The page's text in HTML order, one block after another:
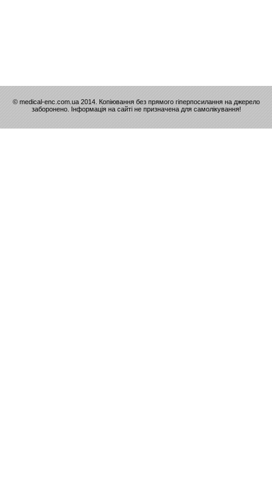
© medical-enc.com.ua 2014. Копіювання без прямого гіперпосилання на джерело
заборонено. Інформація на сайті не призначена для самолікування!